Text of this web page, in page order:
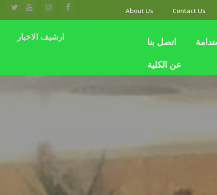
About Us Contact Us
ارشيف الاخبار اتصل بنا
عن الكلية